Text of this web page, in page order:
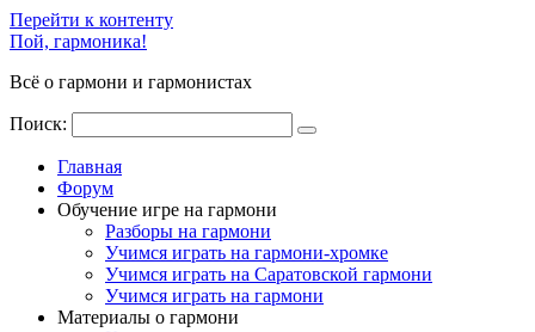
Перейти к контенту
Пой, гармоника!
Всё о гармони и гармонистах
Поиск:
Главная
Форум
Обучение игре на гармони
Разборы на гармони
Учимся играть на гармони-хромке
Учимся играть на Саратовской гармони
Учимся играть на гармони
Материалы о гармони